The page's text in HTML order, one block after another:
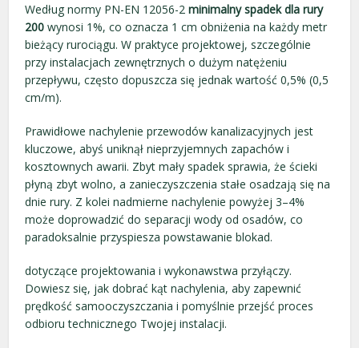
Według normy PN-EN 12056-2minimalny spadek dla rury
200 wynosi 1%, co oznacza 1 cm obniżenia na każdy metr
bieżący rurociągu. W praktyce projektowej, szczególnie
przy instalacjach zewnętrznych o dużym natężeniu
przepływu, często dopuszcza się jednak wartość 0,5% (0,5
cm/m).
Prawidłowe nachylenie przewodów kanalizacyjnych jest
kluczowe, abyś uniknął nieprzyjemnych zapachów i
kosztownych awarii. Zbyt mały spadek sprawia, że ścieki
płyną zbyt wolno, a zanieczyszczenia stałe osadzają się na
dnie rury. Z kolei nadmierne nachylenie powyżej 3–4%
może doprowadzić do separacji wody od osadów, co
paradoksalnie przyspiesza powstawanie blokad.
dotyczące projektowania i wykonawstwa przyłączy.
Dowiesz się, jak dobrać kąt nachylenia, aby zapewnić
prędkość samooczyszczania i pomyślnie przejść proces
odbioru technicznego Twojej instalacji.